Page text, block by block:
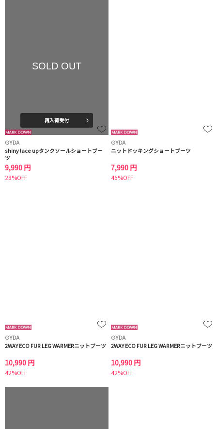
SOLD OUT
再入荷受付
GYDA
shiny lace upタンクソールショートブー
ツ
9,990 円
28%OFF
GYDA
ニットドッキングショートブーツ
7,990 円
46%OFF
GYDA
2WAY ECO FUR LEG WARMERニットブーツ
10,990 円
42%OFF
GYDA
2WAY ECO FUR LEG WARMERニットブーツ
10,990 円
42%OFF